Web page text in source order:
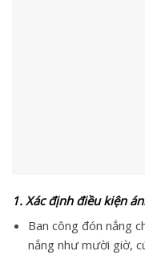
1. Xác định điều kiện
Ban công đón nắng
nắng như mười giờ,